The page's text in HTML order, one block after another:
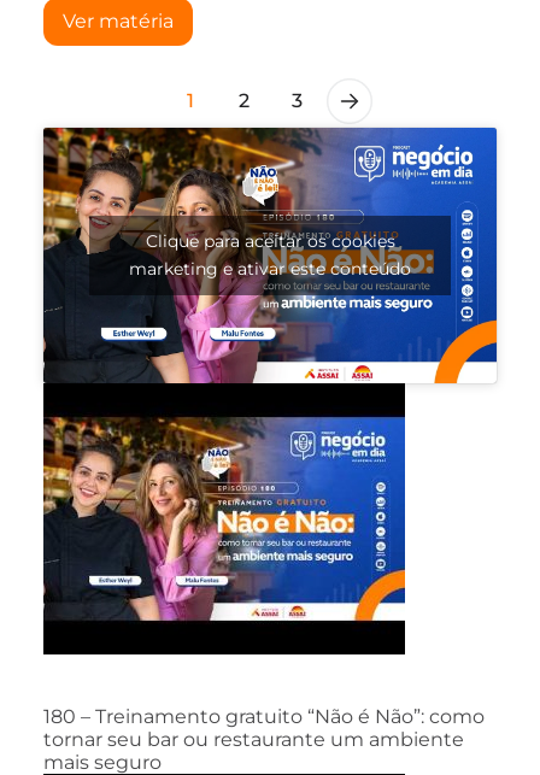
Ver matéria
1 2 3
Clique para aceitar os cookies
marketing e ativar este conteúdo
180 – Treinamento gratuito “Não é Não”: como
tornar seu bar ou restaurante um ambiente
mais seguro